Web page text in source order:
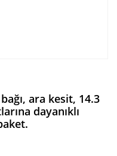
ara kesit, 14.3
dayanıklı